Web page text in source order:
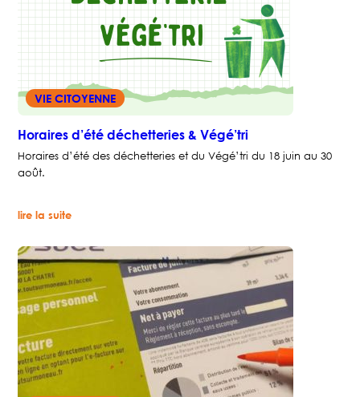
VIE CITOYENNE
Horaires d’été déchetteries & Végé’tri
Horaires d’été des déchetteries et du Végé’tri du 18 juin au 30
août.
lire la suite:
déchetteries
&